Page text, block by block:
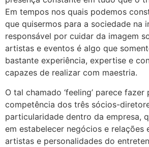
Em tempos nos quais podemos
que quisermos para a sociedade na
responsável por cuidar da imagem
artistas e eventos é algo que
bastante experiência, expertise e
capazes de realizar com maestria.
O tal chamado ‘feeling’ parece fazer
competência dos três sócios-
particularidade dentro da empresa,
em estabelecer negócios e relações
artistas e personalidades do